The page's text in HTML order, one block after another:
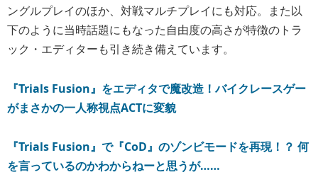
ングルプレイのほか、対戦マルチプレイにも対応。また以
下のように当時話題にもなった自由度の高さが特徴のトラ
ック・エディターも引き続き備えています。
『Trials Fusion』をエディタで魔改造！バイクレースゲー
がまさかの一人称視点ACTに変貌
『Trials Fusion』で『CoD』のゾンビモードを再現！？ 何
を言っているのかわからねーと思うが……